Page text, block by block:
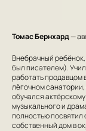
Томас Бернхард—
Внебрачный
был писателем).
работать продавцом
лёгочном санатории,
обучался
музыкального и
полностью посвятил
собственный дом в